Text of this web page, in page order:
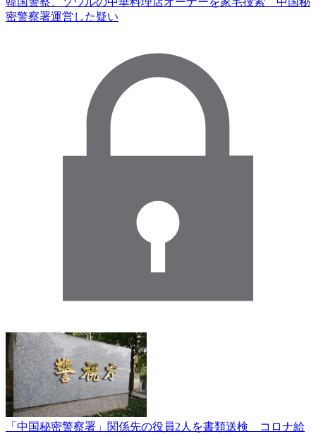
密警察署運営した疑い
「中国秘密警察署」関係先の役員2人を書類送検 コロナ給